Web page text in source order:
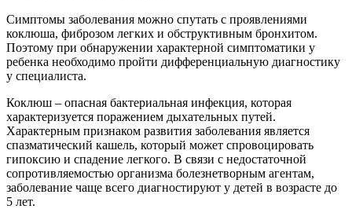
Симптомы заболевания можно спутать с проявлениями
коклюша, фиброзом легких и обструктивным бронхитом.
Поэтому при обнаружении характерной симптоматики у
ребенка необходимо пройти дифференциальную диагностику
у специалиста.
Коклюш – опасная бактериальная инфекция, которая
характеризуется поражением дыхательных путей.
Характерным признаком развития заболевания является
спазматический кашель, который может спровоцировать
гипоксию и спадение легкого. В связи с недостаточной
сопротивляемостью организма болезнетворным агентам,
заболевание чаще всего диагностируют у детей в возрасте до
5 лет.